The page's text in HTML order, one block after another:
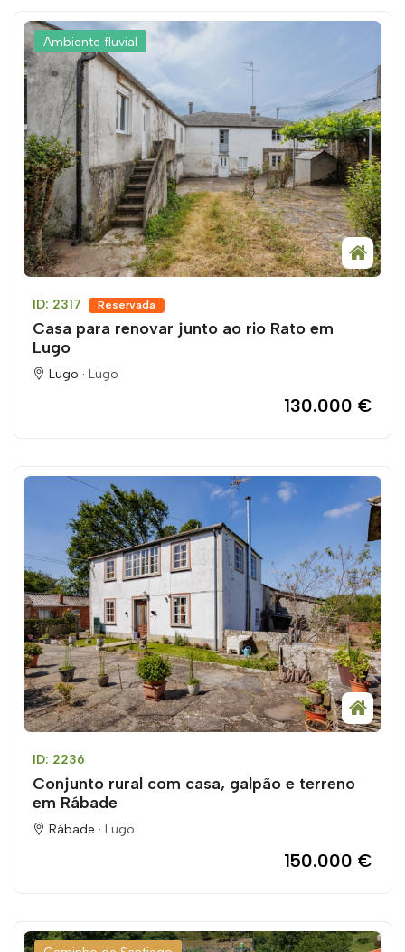
Ambiente fluvial
ID: 2317 Reservada
Casa para renovar junto ao rio Rato em
Lugo
Lugo · Lugo
130.000 €
ID: 2236
Conjunto rural com casa, galpão e terreno
em Rábade
Rábade · Lugo
150.000 €